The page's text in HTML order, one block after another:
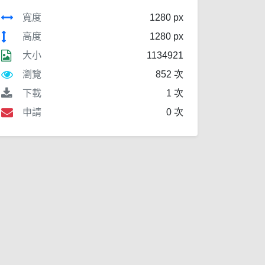
寬度
1280 px
高度
1280 px
大小
1134921
瀏覽
852 次
下載
1 次
申請
0 次